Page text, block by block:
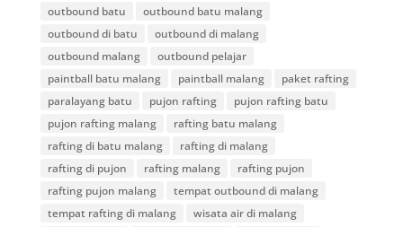
outbound batu
outbound batu malang
outbound di batu
outbound di malang
outbound malang
outbound pelajar
paintball batu malang
paintball malang
paket rafting
paralayang batu
pujon rafting
pujon rafting batu
pujon rafting malang
rafting batu malang
rafting di batu malang
rafting di malang
rafting di pujon
rafting malang
rafting pujon
rafting pujon malang
tempat outbound di malang
tempat rafting di malang
wisata air di malang